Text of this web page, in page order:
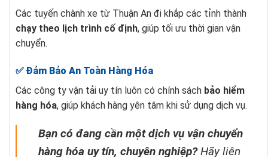
Các tuyến chành xe từ Thuận An đi khắp các tỉnh thành
chạy theo lịch trình cố định, giúp tối ưu thời gian vận
chuyển.
✅ Đảm Bảo An Toàn Hàng Hóa
Các công ty vận tải uy tín luôn có chính sách bảo hiểm
hàng hóa, giúp khách hàng yên tâm khi sử dụng dịch vụ.
Bạn có đang cần một dịch vụ vận chuyển
hàng hóa uy tín, chuyên nghiệp?Hãy liên